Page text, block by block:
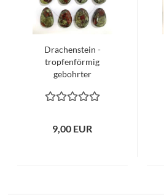
Drachenstein -
tropfenförmig
gebohrter
9,00 EUR